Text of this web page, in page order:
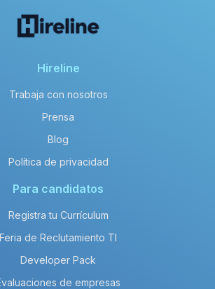
Hireline
Trabaja con nosotros
Prensa
Blog
Política de privacidad
Para candidatos
Registra tu Currículum
Feria de Reclutamiento TI
Developer Pack
de empresas